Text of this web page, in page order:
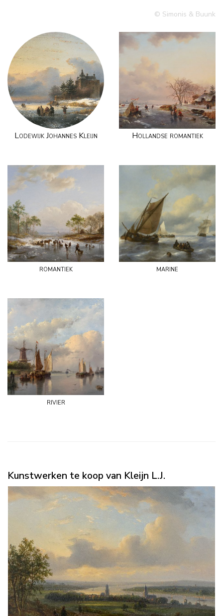
© Simonis & Buunk
Lodewijk Johannes Kleijn Hollandse romantiek
romantiek marine
rivier
Kunstwerken te koop van Kleijn L.J.